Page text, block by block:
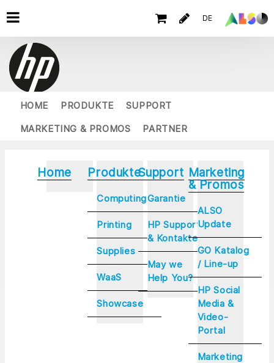
DE
HOME PRODUKTE
SUPPORT
MARKETING & PROMOS
PARTNER
Home Produkte
Computing
Printing
Supplies
WaaS
Showcase
Support
Garantie
HP Support
& Kontakte
May we
Help You?
Marketing
& Promos
ALSO
Update
GO Katalog
/ Line-up
HP Social
Media &
Video-
Portal
Marketing